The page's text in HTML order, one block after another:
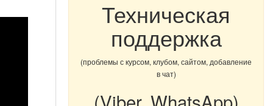
Техническая
поддержка
(проблемы с курсом, клубом, сайтом, добавление
в чат)